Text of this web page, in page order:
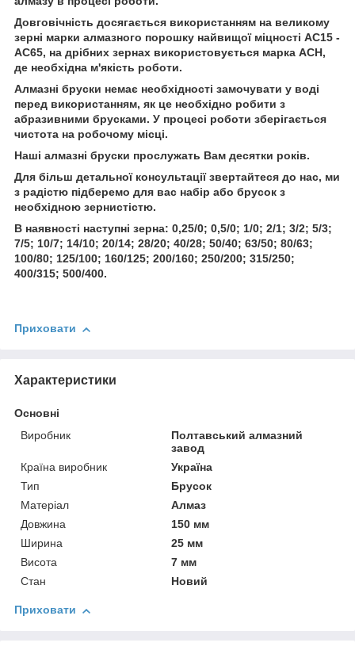
Довговічність досягається використанням на великому
зерні марки алмазного порошку найвищої міцності АС15 -
АС65, на дрібних зернах використовується марка АСН,
де необхідна м'якість роботи.
Алмазні бруски немає необхідності замочувати у воді
перед використанням, як це необхідно робити з
абразивними брусками. У процесі роботи зберігається
чистота на робочому місці.
Наші алмазні бруски прослужать Вам десятки років.
Для більш детальної консультації звертайтеся до нас, ми
з радістю підберемо для вас набір або брусок з
необхідною зернистістю.
В наявності наступні зерна: 0,25/0; 0,5/0; 1/0; 2/1; 3/2; 5/3;
7/5; 10/7; 14/10; 20/14; 28/20; 40/28; 50/40; 63/50; 80/63;
100/80; 125/100; 160/125; 200/160; 250/200; 315/250;
400/315; 500/400.
Приховати
Характеристики
Основні
Виробник
Полтавський алмазний
завод
Країна виробник
Україна
Тип
Брусок
Матеріал
Алмаз
Довжина
150 мм
Ширина
25 мм
Висота
7 мм
Стан
Новий
Приховати